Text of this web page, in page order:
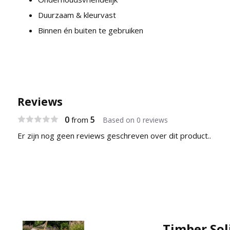
Duurzaam & kleurvast
Binnen én buiten te gebruiken
Reviews
0from 5 Based on 0 reviews
Er zijn nog geen reviews geschreven over dit product..